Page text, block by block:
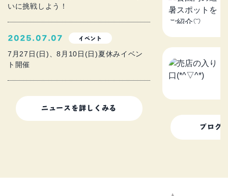
いに挑戦しよう！
2025.07.07 イベント
7月27日(日)、8月10日(日)夏休みイベン
ト開催
ニュースを詳しくみる
ブログ